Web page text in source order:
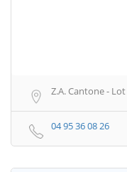
Z.A. Cantone -
04 95 36 08 26